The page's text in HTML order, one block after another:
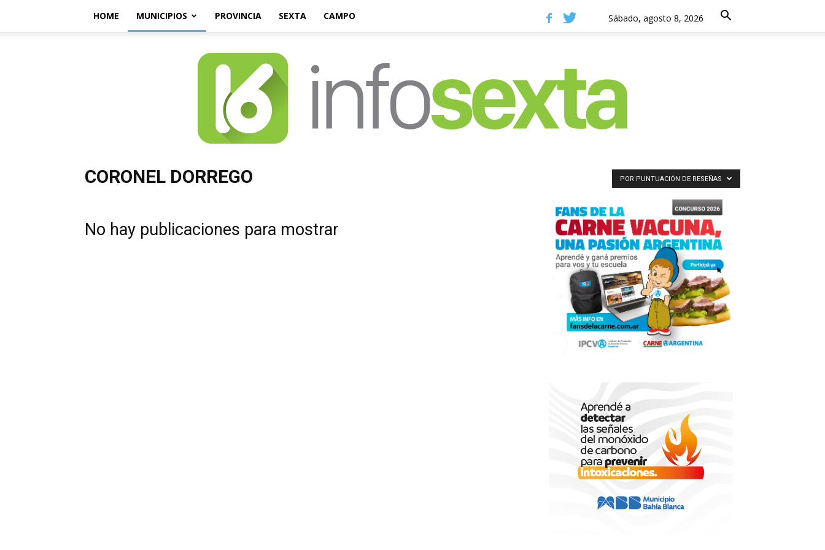
HOME MUNICIPIOS PROVINCIA SEXTA CAMPO Sábado, agosto 8, 2026
CORONEL DORREGO POR PUNTUACIÓN DE RESEÑAS
No hay publicaciones para mostrar